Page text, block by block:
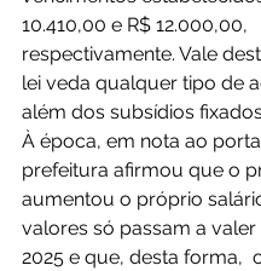
10.410,00 e R$ 12.000,00,
respectivamente. Vale
lei veda qualquer tipo de
além dos subsídios
À época, em nota ao
prefeitura afirmou que o
aumentou o próprio
valores só passam a
2025 e que, desta forma,